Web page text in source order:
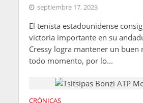
septiembre 17, 2023
El tenista estadounidense
victoria importante en su
Cressy logra mantener un
todo momento, por lo...
CRÓNICAS